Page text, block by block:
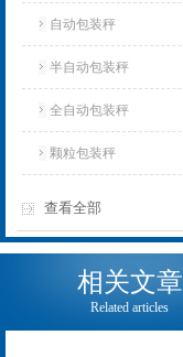
自动包装秤
半自动包装秤
全自动包装秤
颗粒包装秤
查看全部
相关文章
Related articles